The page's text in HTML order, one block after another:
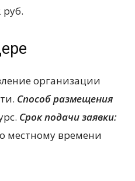
руб.
организации
Способ размещения
Срок подачи заявки:
местному времени